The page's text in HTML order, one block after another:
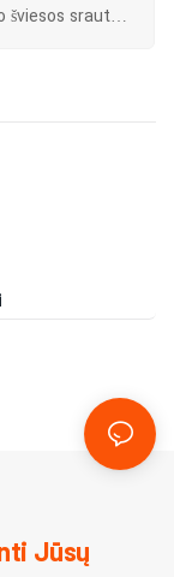
Iškabų
šviesos srautas
Jūsų